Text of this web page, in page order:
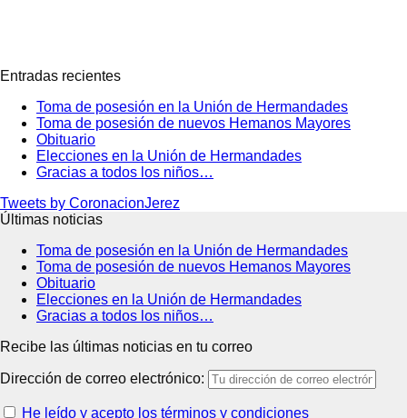
Entradas recientes
Toma de posesión en la Unión de Hermandades
Toma de posesión de nuevos Hemanos Mayores
Obituario
Elecciones en la Unión de Hermandades
Gracias a todos los niños…
Tweets by CoronacionJerez
Últimas noticias
Toma de posesión en la Unión de Hermandades
Toma de posesión de nuevos Hemanos Mayores
Obituario
Elecciones en la Unión de Hermandades
Gracias a todos los niños…
Recibe las últimas noticias en tu correo
Dirección de correo electrónico:
He leído y acepto los términos y condiciones